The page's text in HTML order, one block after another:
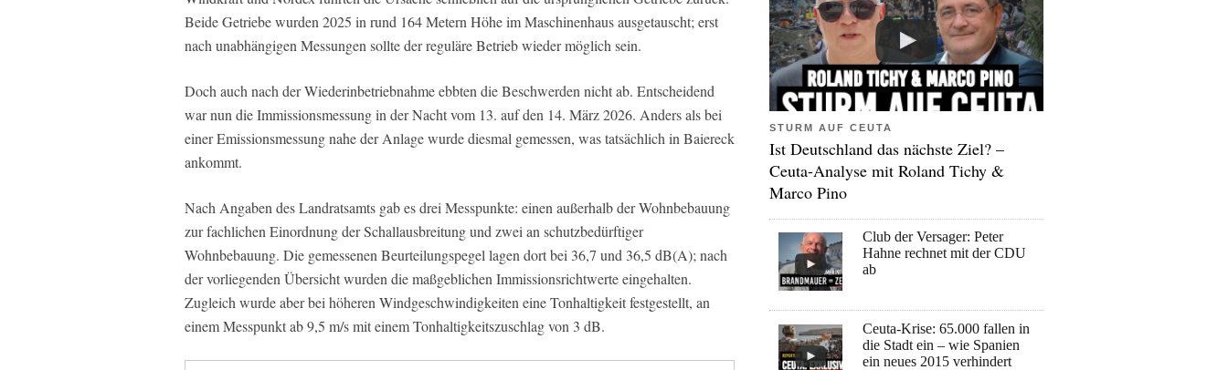
Beide Getriebe wurden 2025 in rund 164 Metern Höhe im Maschinenhaus ausgetauscht; erst
nach unabhängigen Messungen sollte der reguläre Betrieb wieder möglich sein.
Doch auch nach der Wiederinbetriebnahme ebbten die Beschwerden nicht ab. Entscheidend
war nun die Immissionsmessung in der Nacht vom 13. auf den 14. März 2026. Anders als bei
einer Emissionsmessung nahe der Anlage wurde diesmal gemessen, was tatsächlich in Baiereck
ankommt.
Nach Angaben des Landratsamts gab es drei Messpunkte: einen außerhalb der Wohnbebauung
zur fachlichen Einordnung der Schallausbreitung und zwei an schutzbedürftiger
Wohnbebauung. Die gemessenen Beurteilungspegel lagen dort bei 36,7 und 36,5 dB(A); nach
der vorliegenden Übersicht wurden die maßgeblichen Immissionsrichtwerte eingehalten.
Zugleich wurde aber bei höheren Windgeschwindigkeiten eine Tonhaltigkeit festgestellt, an
einem Messpunkt ab 9,5 m/s mit einem Tonhaltigkeitszuschlag von 3 dB.
STURM AUF CEUTA
Ist Deutschland das nächste Ziel? –
Ceuta-Analyse mit Roland Tichy &
Marco Pino
Club der Versager: Peter
Hahne rechnet mit der CDU
ab
Ceuta-Krise: 65.000 fallen in
die Stadt ein – wie Spanien
ein neues 2015 verhindert